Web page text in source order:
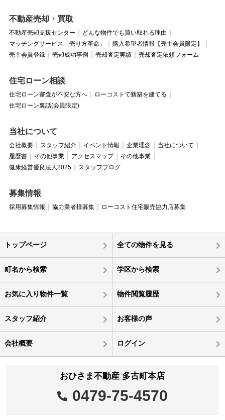
不動産売却・買取
不動産売却支援センター
どんな物件でも買い取れる理由
マッチングサービス「売り方革命」
購入希望者情報【売主会員限定】
売主会員登録
売却成功事例 売却査定実績 売却査定依頼フォーム
住宅ローン相談
住宅ローン審査が不安な方へ
ローコストで新築を建てる
住宅ローン裏話(会員限定)
当社について
会社概要 スタッフ紹介 イベント情報 企業理念
当社について
履歴書
その他事業 アクセスマップ
その他事業
健康経営優良法人2025
スタッフブログ
募集情報
採用募集情報 協力業者様募集 ローコスト住宅販売協力店募集
トップページ 全ての物件を見る
町名から検索 学区から検索
お気に入り物件一覧 物件閲覧履歴
スタッフ紹介 お客様の声
会社概要 ログイン
おひさま不動産 多古町本店
0479-75-4570